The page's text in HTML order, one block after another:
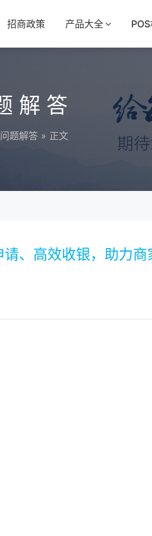
招商政策 产品大全
解答
问题解答 » 正文
、高效收银，助力商